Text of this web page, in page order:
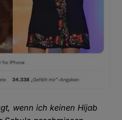
wenn ich keinen Hijab